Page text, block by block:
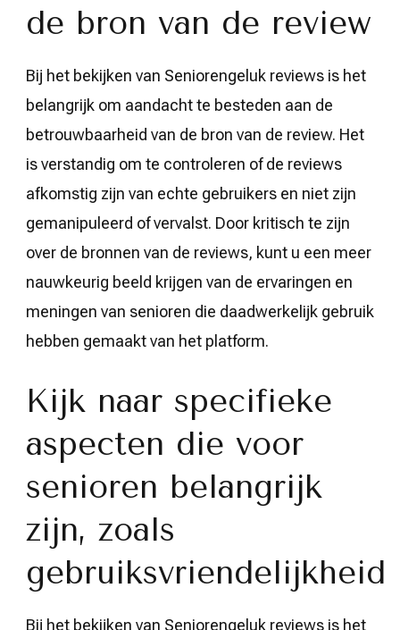
de bron van de review
Bij het bekijken van Seniorengeluk reviews is het
belangrijk om aandacht te besteden aan de
betrouwbaarheid van de bron van de review. Het
is verstandig om te controleren of de reviews
afkomstig zijn van echte gebruikers en niet zijn
gemanipuleerd of vervalst. Door kritisch te zijn
over de bronnen van de reviews, kunt u een meer
nauwkeurig beeld krijgen van de ervaringen en
meningen van senioren die daadwerkelijk gebruik
hebben gemaakt van het platform.
Kijk naar specifieke
aspecten die voor
senioren belangrijk
zijn, zoals
gebruiksvriendelijkheid
Bij het bekijken van Seniorengeluk reviews is het